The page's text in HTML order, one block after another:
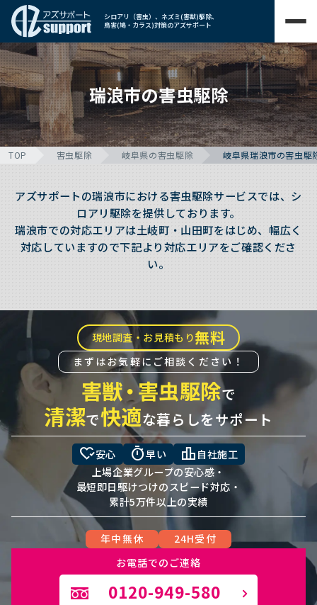
シロアリ（害虫）、ネズミ(害獣)駆除、
鳥害(鳩・カラス)対策のアズサポート
瑞浪市の害虫駆除
TOP 害虫駆除 岐阜県の害虫駆除 岐阜県瑞浪市の害虫駆
アズサポートの瑞浪市における害虫駆除サービスでは、シ
ロアリ駆除を提供しております。
瑞浪市での対応エリアは土岐町・山田町をはじめ、幅広く
対応していますので下記より対応エリアをご確認くださ
い。
現地調査・お見積もり無料
まずはお気軽にご相談ください！
害獣・害虫駆除で
清潔で快適な暮らしをサポート
heart_check安心 timer早い leaderboard 自社施工
上場企業グループの安心感・
最短即日駆けつけのスピード対応・
累計5万件以上の実績
年中無休
24H受付
お電話でのご連絡
0120-949-580